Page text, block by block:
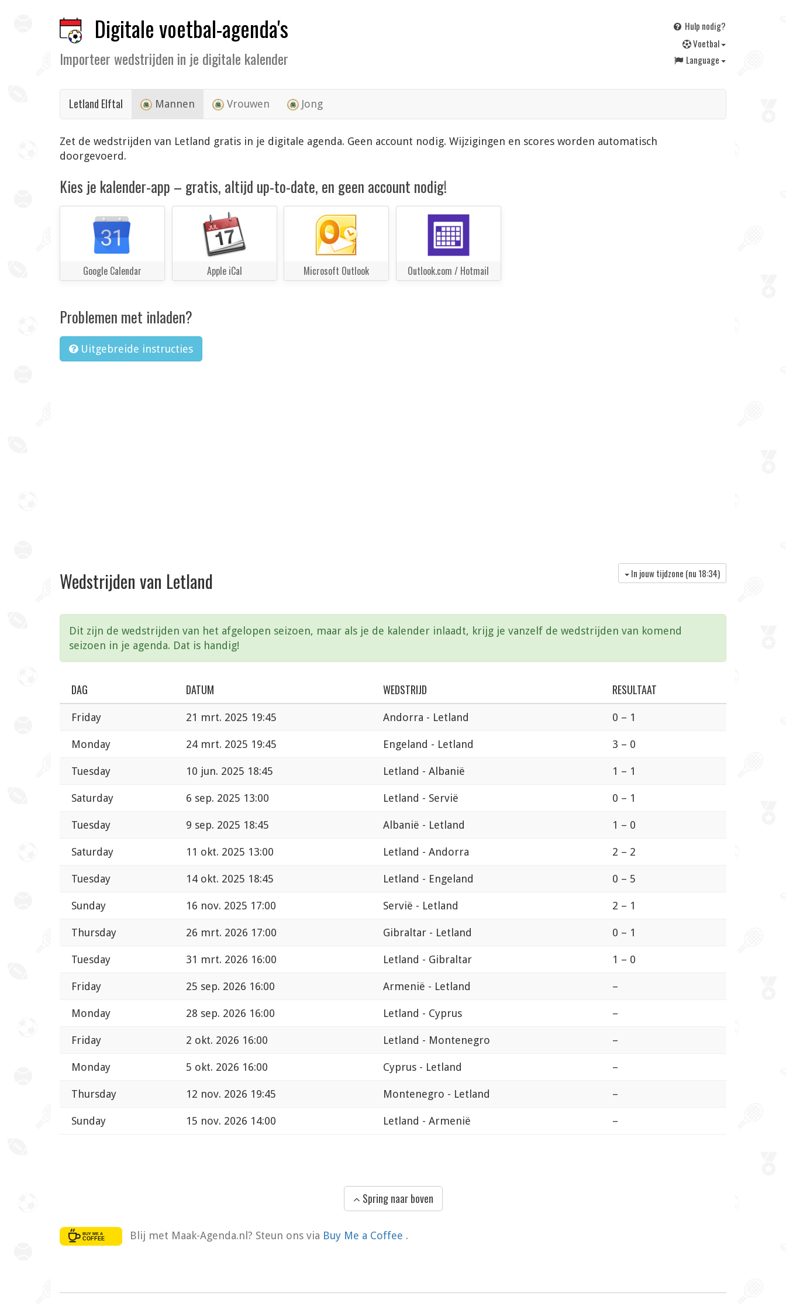
Digitale voetbal-agenda's
Importeer wedstrijden in je digitale kalender
Hulp nodig?
Voetbal
Language
Letland Elftal Mannen Vrouwen Jong
Zet de wedstrijden van Letland gratis in je digitale agenda. Geen account nodig. Wijzigingen en scores worden automatisch
doorgevoerd.
Kies je kalender-app – gratis, altijd up-to-date, en geen account nodig!
Google Calendar Apple iCal Microsoft Outlook Outlook.com / Hotmail
Problemen met inladen?
Uitgebreide instructies
Wedstrijden van Letland In jouw tijdzone (nu 18:34)
Dit zijn de wedstrijden van het afgelopen seizoen, maar als je de kalender inlaadt, krijg je vanzelf de wedstrijden van komend
seizoen in je agenda. Dat is handig!
DAG DATUM WEDSTRIJD RESULTAAT
Friday 21 mrt. 2025 19:45 Andorra - Letland 0 – 1
Monday 24 mrt. 2025 19:45 Engeland - Letland 3 – 0
Tuesday 10 jun. 2025 18:45 Letland - Albanië 1 – 1
Saturday 6 sep. 2025 13:00 Letland - Servië 0 – 1
Tuesday 9 sep. 2025 18:45 Albanië - Letland 1 – 0
Saturday 11 okt. 2025 13:00 Letland - Andorra 2 – 2
Tuesday 14 okt. 2025 18:45 Letland - Engeland 0 – 5
Sunday 16 nov. 2025 17:00 Servië - Letland 2 – 1
Thursday 26 mrt. 2026 17:00 Gibraltar - Letland 0 – 1
Tuesday 31 mrt. 2026 16:00 Letland - Gibraltar 1 – 0
Friday 25 sep. 2026 16:00 Armenië - Letland –
Monday 28 sep. 2026 16:00 Letland - Cyprus –
Friday 2 okt. 2026 16:00 Letland - Montenegro –
Monday 5 okt. 2026 16:00 Cyprus - Letland –
Thursday 12 nov. 2026 19:45 Montenegro - Letland –
Sunday 15 nov. 2026 14:00 Letland - Armenië –
Spring naar boven
Blij met Maak-Agenda.nl? Steun ons via Buy Me a Coffee .